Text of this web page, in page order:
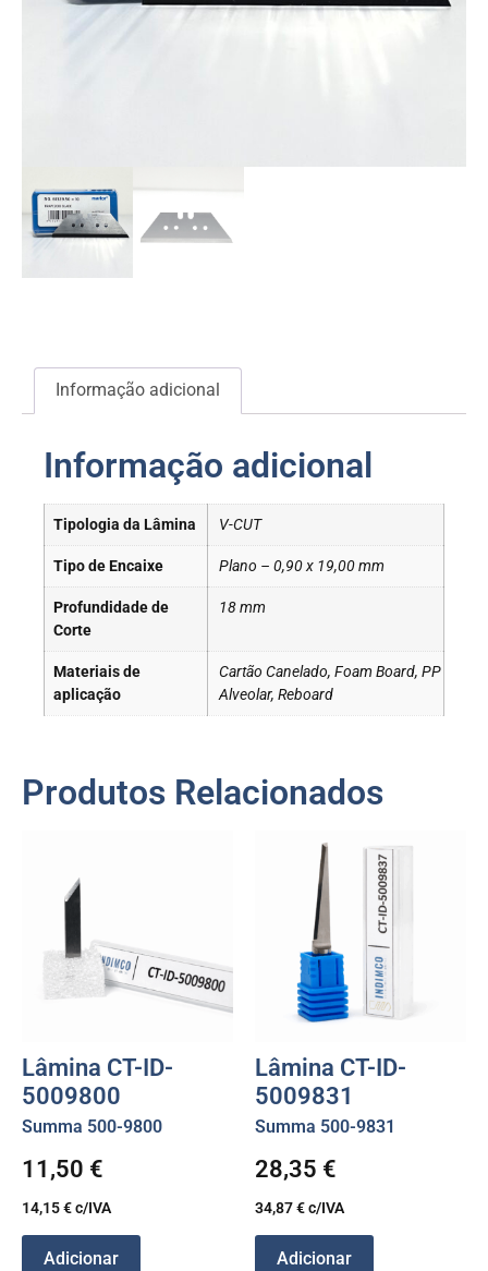
Informação adicional
Informação adicional
Tipologia da Lâmina V-CUT
Tipo de Encaixe Plano – 0,90 x 19,00 mm
Profundidade de
Corte
18 mm
Materiais de
aplicação
Cartão Canelado, Foam Board, PP
Alveolar, Reboard
Produtos Relacionados
Lâmina CT-ID-
5009800
Summa 500-9800
11,50 €
14,15€c/IVA
Adicionar
Lâmina CT-ID-
5009831
Summa 500-9831
28,35 €
34,87€c/IVA
Adicionar